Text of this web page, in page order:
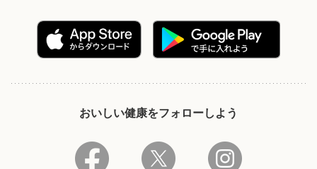
おいしい健康をフォローしよう